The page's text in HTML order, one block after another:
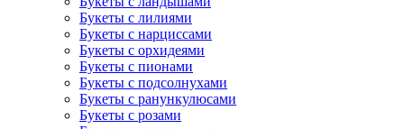
Букеты с лилиями
Букеты с нарциссами
Букеты с орхидеями
Букеты с пионами
Букеты с подсолнухами
Букеты с ранункулюсами
Букеты с розами